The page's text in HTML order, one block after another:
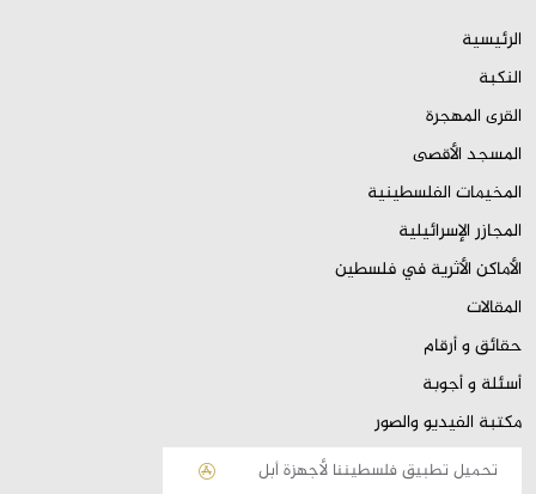
الرئيسية
النكبة
القرى المهجرة
المسجد الأقصى
المخيمات الفلسطينية
المجازر الإسرائيلية
الأماكن الأثرية في فلسطين
المقالات
حقائق و أرقام
أسئلة و أجوبة
مكتبة الفيديو والصور
تحميل تطبيق فلسطيننا لأجهزة أبل